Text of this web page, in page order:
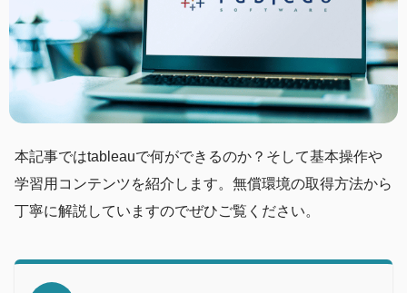
本記事ではtableauで何ができるのか？そして基本操作や
学習用コンテンツを紹介します。無償環境の取得方法から
丁寧に解説していますのでぜひご覧ください。